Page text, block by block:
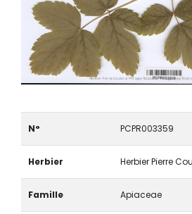
N° PCPR003359
Herbier Herbier Pierre
Famille Apiaceae